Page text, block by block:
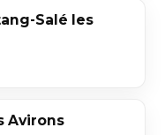
Salé les
Avirons